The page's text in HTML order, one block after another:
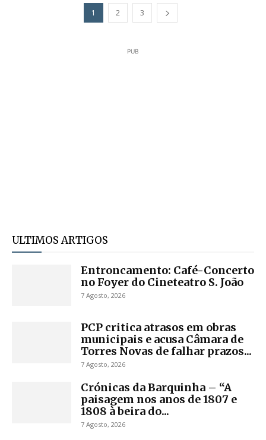
1 2 3
PUB
ULTIMOS ARTIGOS
Entroncamento: Café-Concerto
no Foyer do Cineteatro S. João
7 Agosto, 2026
PCP critica atrasos em obras
municipais e acusa Câmara de
Torres Novas de falhar prazos...
7 Agosto, 2026
Crónicas da Barquinha – “A
paisagem nos anos de 1807 e
1808 à beira do...
7 Agosto, 2026